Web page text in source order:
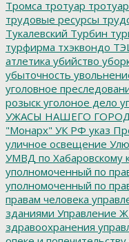
Тромса тротуар
трудовые ресурсы
Тукалевский Турбин
турфирма тхэквондо
атлетика убийство
убыточность
уголовное
розыск уголоное дело
УЖАСЫ НАШЕГО
"Монарх" УК РФ указ
уличное освещение
УМВД по Хабаровскому
уполномоченный по
уполномоченный по
правам человека
зданиями Управление
здравоохранения